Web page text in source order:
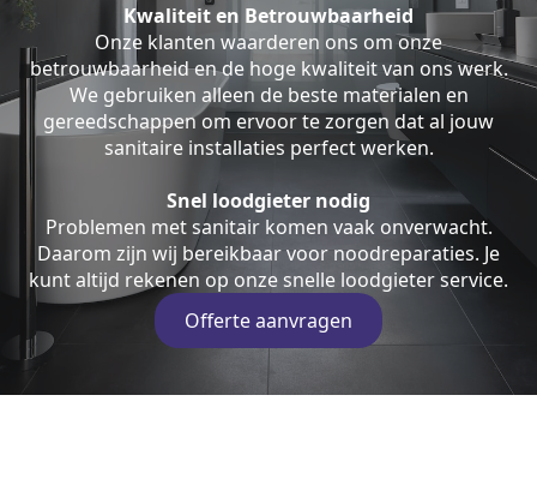
Kwaliteit en Betrouwbaarheid
Onze klanten waarderen ons om onze
betrouwbaarheid en de hoge kwaliteit van ons werk.
We gebruiken alleen de beste materialen en
gereedschappen om ervoor te zorgen dat al jouw
sanitaire installaties perfect werken.
Snel loodgieter nodig
Problemen met sanitair komen vaak onverwacht.
Daarom zijn wij bereikbaar voor noodreparaties. Je
kunt altijd rekenen op onze snelle loodgieter service.
Offerte aanvragen